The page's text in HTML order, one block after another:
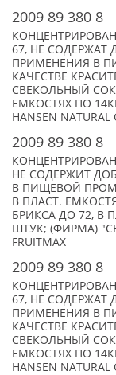
2009 89 380 8
67, НЕ СОДЕРЖАТ
ПРИМЕНЕНИЯ В
КАЧЕСТВЕ
СВЕКОЛЬНЫЙ
ЕМКОСТЯХ ПО
HANSEN NATURAL
2009 89 380 8
НЕ СОДЕРЖИТ
В ПИЩЕВОЙ
В ПЛАСТ.
БРИКСА ДО 72, В
ШТУК; (ФИРМА)
FRUITMAX
2009 89 380 8
67, НЕ СОДЕРЖАТ
ПРИМЕНЕНИЯ В
КАЧЕСТВЕ
СВЕКОЛЬНЫЙ
ЕМКОСТЯХ ПО
HANSEN NATURAL